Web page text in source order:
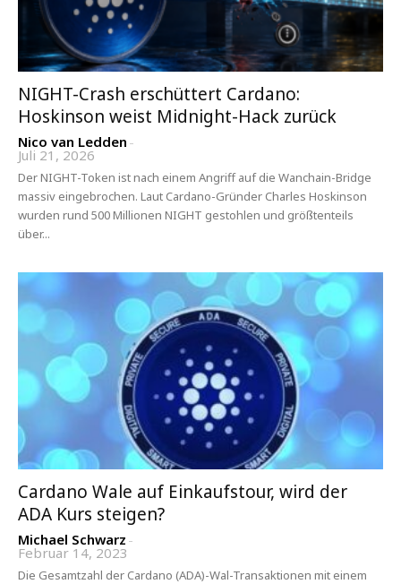
NIGHT-Crash erschüttert Cardano:
Hoskinson weist Midnight-Hack zurück
Nico van Ledden -
Juli 21, 2026
Der NIGHT-Token ist nach einem Angriff auf die Wanchain-Bridge
massiv eingebrochen. Laut Cardano-Gründer Charles Hoskinson
wurden rund 500 Millionen NIGHT gestohlen und größtenteils
über...
Cardano Wale auf Einkaufstour, wird der
ADA Kurs steigen?
Michael Schwarz -
Februar 14, 2023
Die Gesamtzahl der Cardano (ADA)-Wal-Transaktionen mit einem